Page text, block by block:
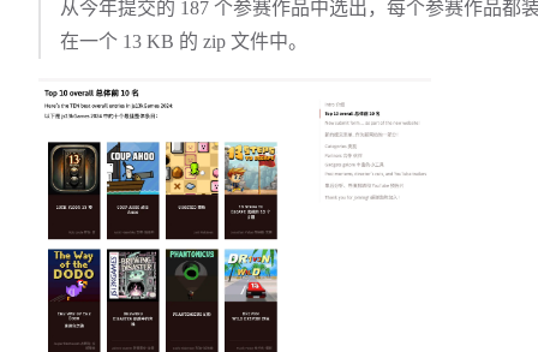
从今年提交的 187 个参赛作品中选出，每个参赛作品都
在一个 13 KB 的 zip 文件中。